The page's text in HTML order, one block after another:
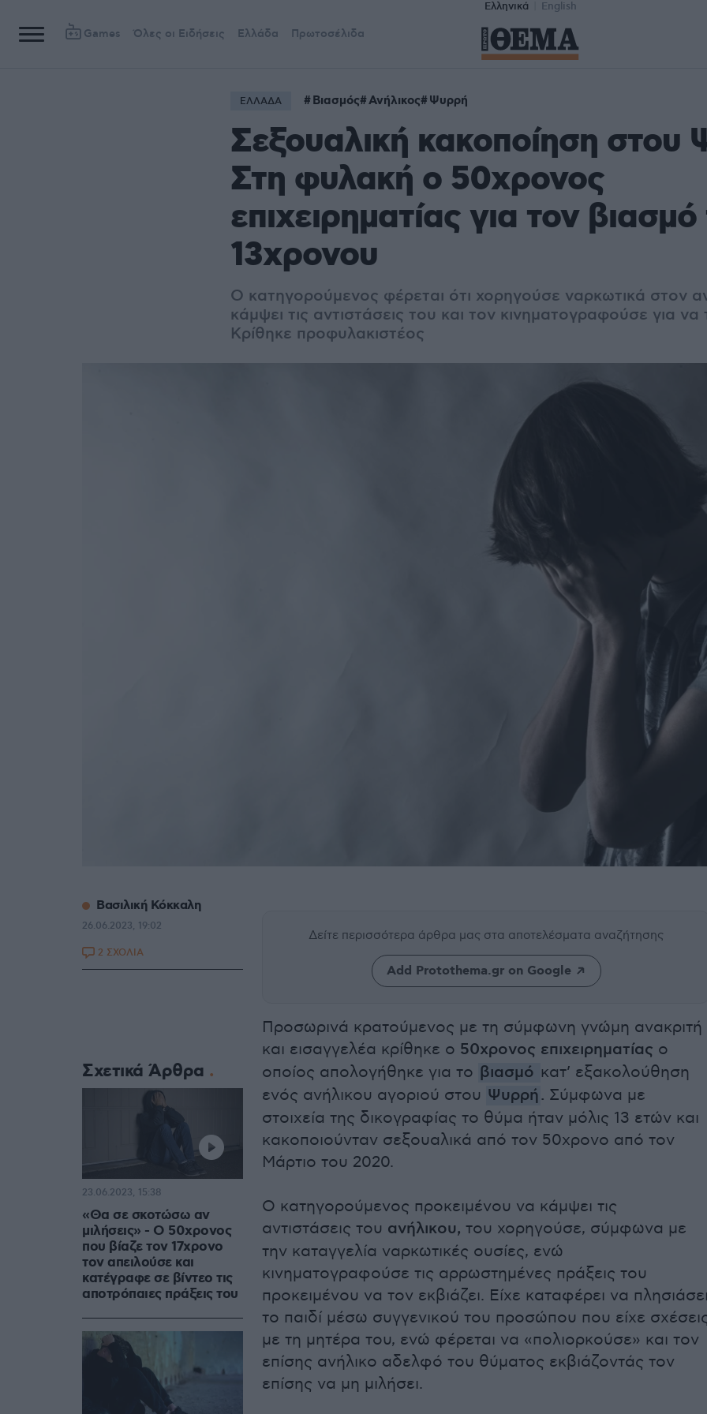
Ελληνικά English
Games Όλες οι Ειδήσεις Ελλάδα Πρωτοσέλιδα
ΕΛΛΑΔΑ Βιασμός Ανήλικος Ψυρρή
Σεξουαλική κακοποίηση στου
Στη φυλακή ο 50χρονος
επιχειρηματίας για τον
13χρονου
Ο κατηγορούμενος φέρεται ότι χορηγούσε ναρκωτικά στον
κάμψει τις αντιστάσεις του και τον κινηματογραφούσε για να
Κρίθηκε προφυλακιστέος
Δείτε περισσότερα άρθρα μας στα αποτελέσματα αναζήτησης
Add Protothema.gr on Google
Προσωρινά κρατούμενος με τη σύμφωνη γνώμη ανακριτή
και εισαγγελέα κρίθηκε ο 50χρονος επιχειρηματίας ο
οποίος απολογήθηκε για το βιασμό κατ’ εξακολούθηση
ενός ανήλικου αγοριού στου Ψυρρή. Σύμφωνα με
στοιχεία της δικογραφίας το θύμα ήταν μόλις 13 ετών και
κακοποιούνταν σεξουαλικά από τον 50χρονο από τον
Μάρτιο του 2020.
Ο κατηγορούμενος προκειμένου να κάμψει τις
αντιστάσεις του ανήλικου, του χορηγούσε, σύμφωνα με
την καταγγελία ναρκωτικές ουσίες, ενώ
κινηματογραφούσε τις αρρωστημένες πράξεις του
προκειμένου να τον εκβιάζει. Είχε καταφέρει να
το παιδί μέσω συγγενικού του προσώπου που είχε
με τη μητέρα του, ενώ φέρεται να «πολιορκούσε» και τον
επίσης ανήλικο αδελφό του θύματος εκβιάζοντάς τον
επίσης να μη μιλήσει.
Βασιλική Κόκκαλη
26.06.2023, 19:02
2 ΣΧΟΛΙΑ
Σχετικά Άρθρα
«Θα σε σκοτώσω αν
μιλήσεις» - Ο 50χρονος
που βίαζε τον 17χρονο
τον απειλούσε και
κατέγραφε σε βίντεο τις
αποτρόπαιες πράξεις του
23.06.2023, 15:38